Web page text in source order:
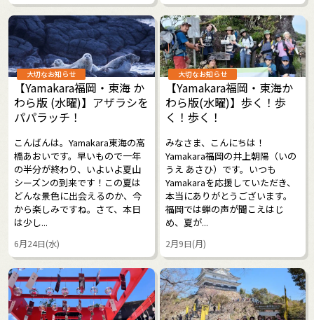
大切なお知らせ
【Yamakara福岡・東海 か
わら版 (水曜)】アザラシを
パパラッチ！
こんばんは。Yamakara東海の高
橋あおいです。早いもので一年
の半分が終わり、いよいよ夏山
シーズンの到来です！この夏は
どんな景色に出会えるのか、今
から楽しみですね。さて、本日
は少し...
6月24日(水)
大切なお知らせ
【Yamakara福岡・東海か
わら版(水曜)】歩く！歩
く！歩く！
みなさま、こんにちは！
Yamakara福岡の井上朝陽（いの
うえ あさひ）です。いつも
Yamakaraを応援していただき、
本当にありがとうございます。
福岡では蝉の声が聞こえはじ
め、夏が...
2月9日(月)